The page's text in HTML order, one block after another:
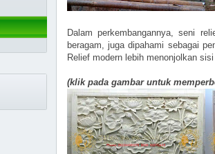
Dalam perkembangannya, seni
beragam, juga dipahami sebagai
Relief modern lebih menonjolkan
(klik pada gambar untuk